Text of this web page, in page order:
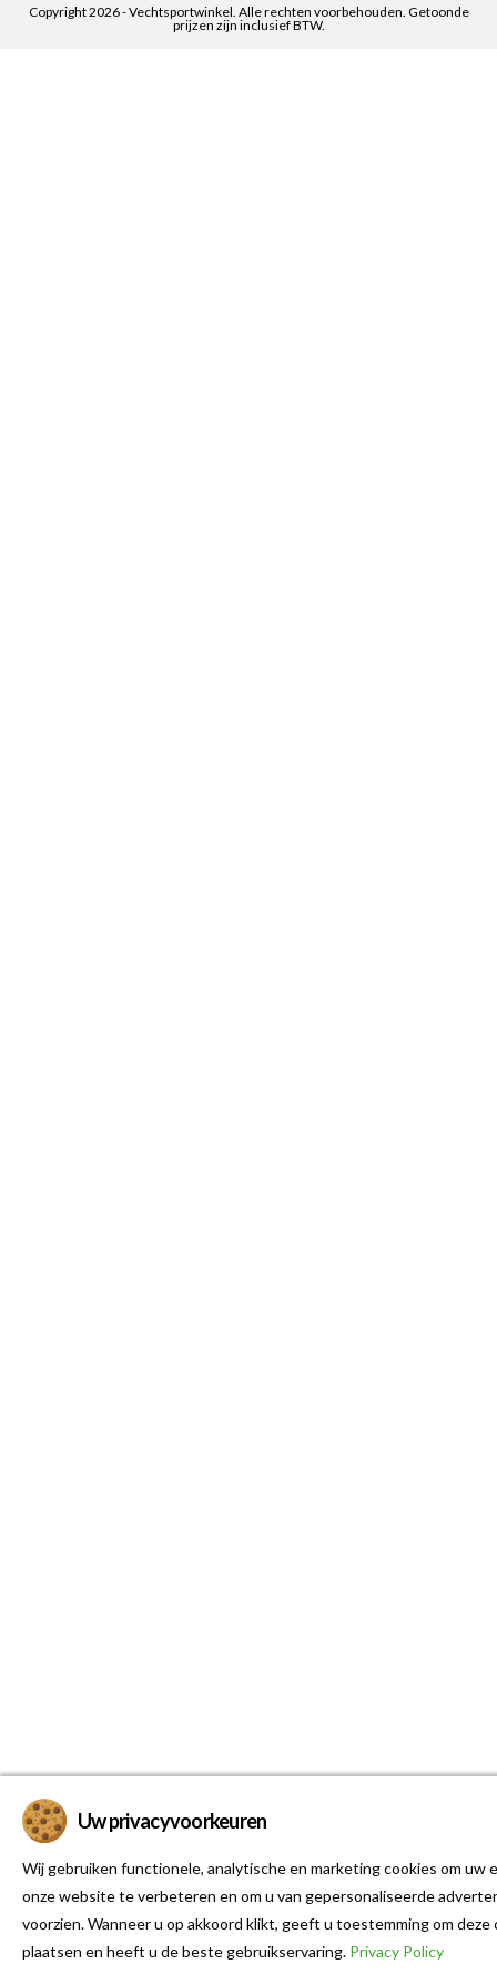
Copyright 2026 - Vechtsportwinkel. Alle rechten voorbehouden. Getoonde
prijzen zijn inclusief BTW.
Uw privacyvoorkeuren
Wij gebruiken functionele, analytische en marketing cookies om uw
onze website te verbeteren en om u van gepersonaliseerde
voorzien. Wanneer u op akkoord klikt, geeft u toestemming om deze
plaatsen en heeft u de beste gebruikservaring. Privacy Policy